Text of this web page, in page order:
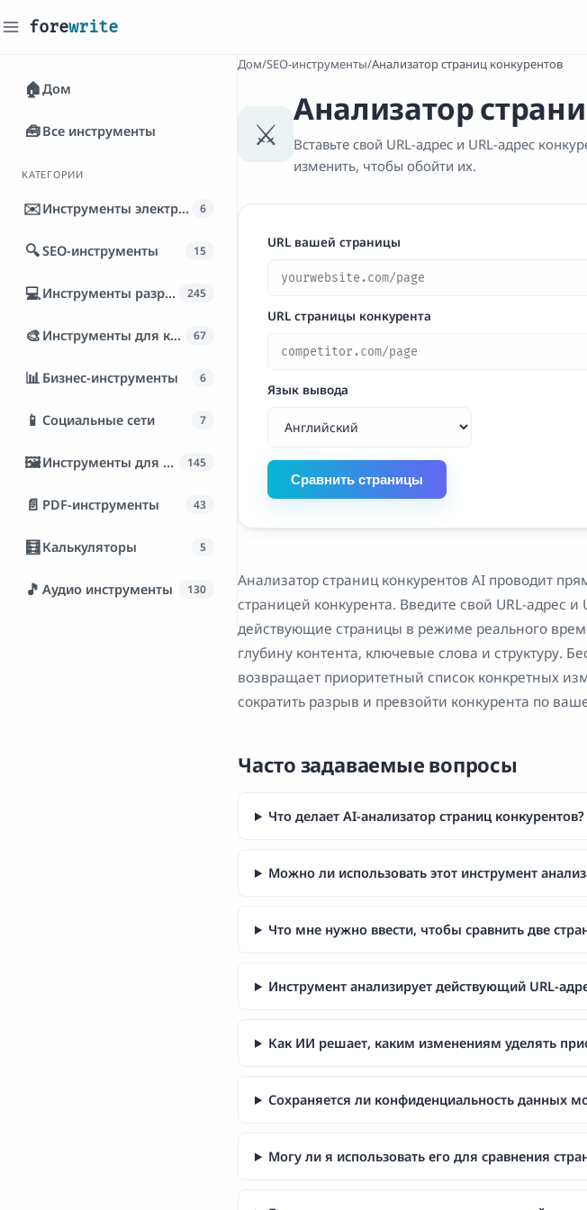
forewrite
🏠Дом
🧰Все инструменты
КАТЕГОРИИ
✉️ Инструменты электронной почты 6
🔍SEO-инструменты 15
💻 Инструменты разработчика 245
🎨 Инструменты для контента 67
📊 Бизнес-инструменты 6
📱 Социальные сети 7
🖼️ Инструменты для изображений 145
📄 PDF-инструменты 43
🧮Калькуляторы 5
🎵 Аудио инструменты 130
Дом/SEO-инструменты/Анализатор страниц конкурентов
⚔️
Анализатор
Вставьте свой URL-адрес и URL-адрес
изменить, чтобы обойти их.
URL вашей страницы
URL страницы конкурента
Язык вывода
Сравнить страницы
Анализатор страниц конкурентов AI проводит
страницей конкурента. Введите свой URL-адрес
действующие страницы в режиме реального
глубину контента, ключевые слова и структуру.
возвращает приоритетный список конкретных
сократить разрыв и превзойти конкурента по
Часто задаваемые вопросы
Что делает AI-анализатор страниц конкурентов?
Можно ли использовать этот инструмент
Что мне нужно ввести, чтобы сравнить две
Инструмент анализирует действующий URL-
Как ИИ решает, каким изменениям уделять
Сохраняется ли конфиденциальность данных
Могу ли я использовать его для сравнения